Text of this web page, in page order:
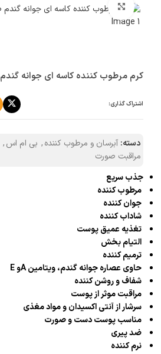
بزرگنمایی تصویر
کرم مرطوب کننده کاسه ای جوانه گندم 200گرمی بی ام اس
اشتراک گذاری:
دسته: آبرسان و مرطوب کننده, بی ام اس,
مراقبت صورت
جذب سریع
مرطوب کننده
جوان کننده
شاداب کننده
تغذیه عمیق پوست
التیام بخش
ترمیم کننده
حاوی عصاره جوانه گندم، ویتامین Aو E
شفاف و روشن کننده
مراقبت موثر از پوست
سرشار از آنتی اکسیدان و مواد مغذی
مناسب پوست دست و صورت
ضد پیری
نرم کننده